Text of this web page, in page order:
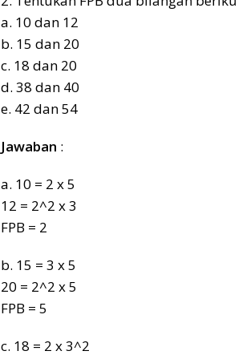
a. 10 dan 12
b. 15 dan 20
c. 18 dan 20
d. 38 dan 40
e. 42 dan 54
Jawaban :
a. 10 = 2 x 5
12 = 2^2 x 3
FPB = 2
b. 15 = 3 x 5
20 = 2^2 x 5
FPB = 5
c. 18 = 2 x 3^2